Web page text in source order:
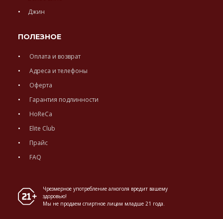
Джин
ПОЛЕЗНОЕ
Оплата и возврат
Адреса и телефоны
Оферта
Гарантия подлинности
HoReCa
Elite Club
Прайс
FAQ
Чрезмерное употребление алкоголя вредит вашему
здоровью!
Мы не продаем спиртное лицам младше 21 года.